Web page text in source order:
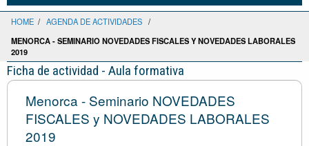
HOME / AGENDA DE ACTIVIDADES /
MENORCA - SEMINARIO NOVEDADES FISCALES Y NOVEDADES LABORALES
2019
Ficha de actividad - Aula formativa
Menorca - Seminario NOVEDADES
FISCALES y NOVEDADES LABORALES
2019